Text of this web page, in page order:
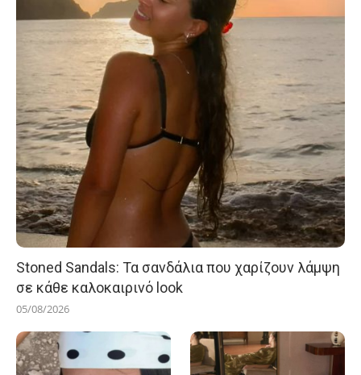
Stoned Sandals: Τα σανδάλια που χαρίζουν λάμψη
σε κάθε καλοκαιρινό look
05/08/2026